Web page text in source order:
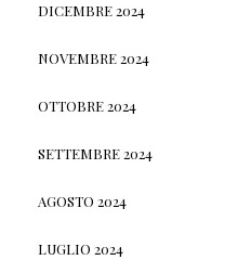
DICEMBRE 2024
NOVEMBRE 2024
OTTOBRE 2024
SETTEMBRE 2024
AGOSTO 2024
LUGLIO 2024